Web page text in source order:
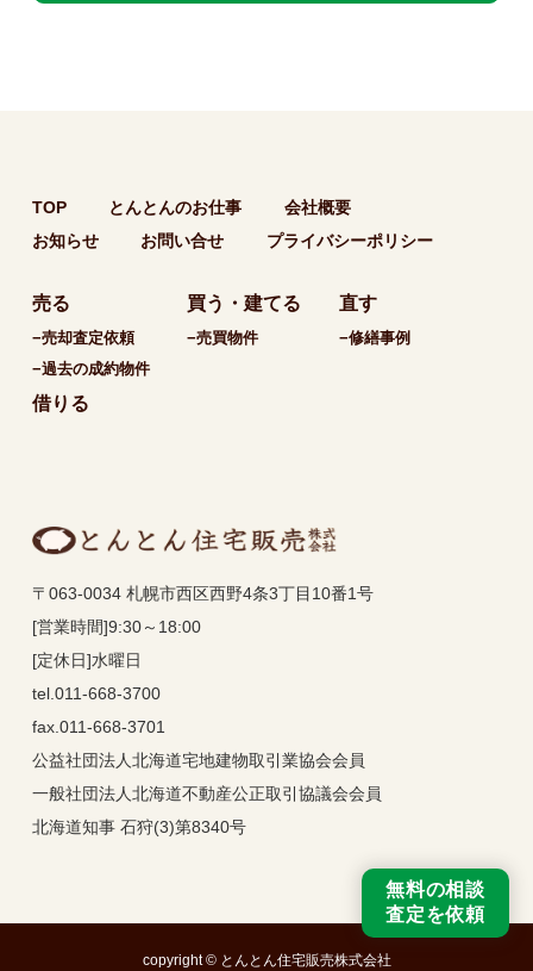
無料の相談
査定を依頼
TOP とんとんのお仕事
会社概要
お知らせ
お問い合せ プライバシーポリシー
売る
−売却査定依頼
−過去の成約物件
買う・建てる
−売買物件
直す
−修繕事例
借りる
〒063-0034 札幌市西区西野4条3丁目10番1号
[営業時間]9:30～18:00
[定休日]水曜日
tel.011-668-3700
fax.011-668-3701
公益社団法人北海道宅地建物取引業協会会員
一般社団法人北海道不動産公正取引協議会会員
北海道知事 石狩(3)第8340号
copyright © とんとん住宅販売株式会社